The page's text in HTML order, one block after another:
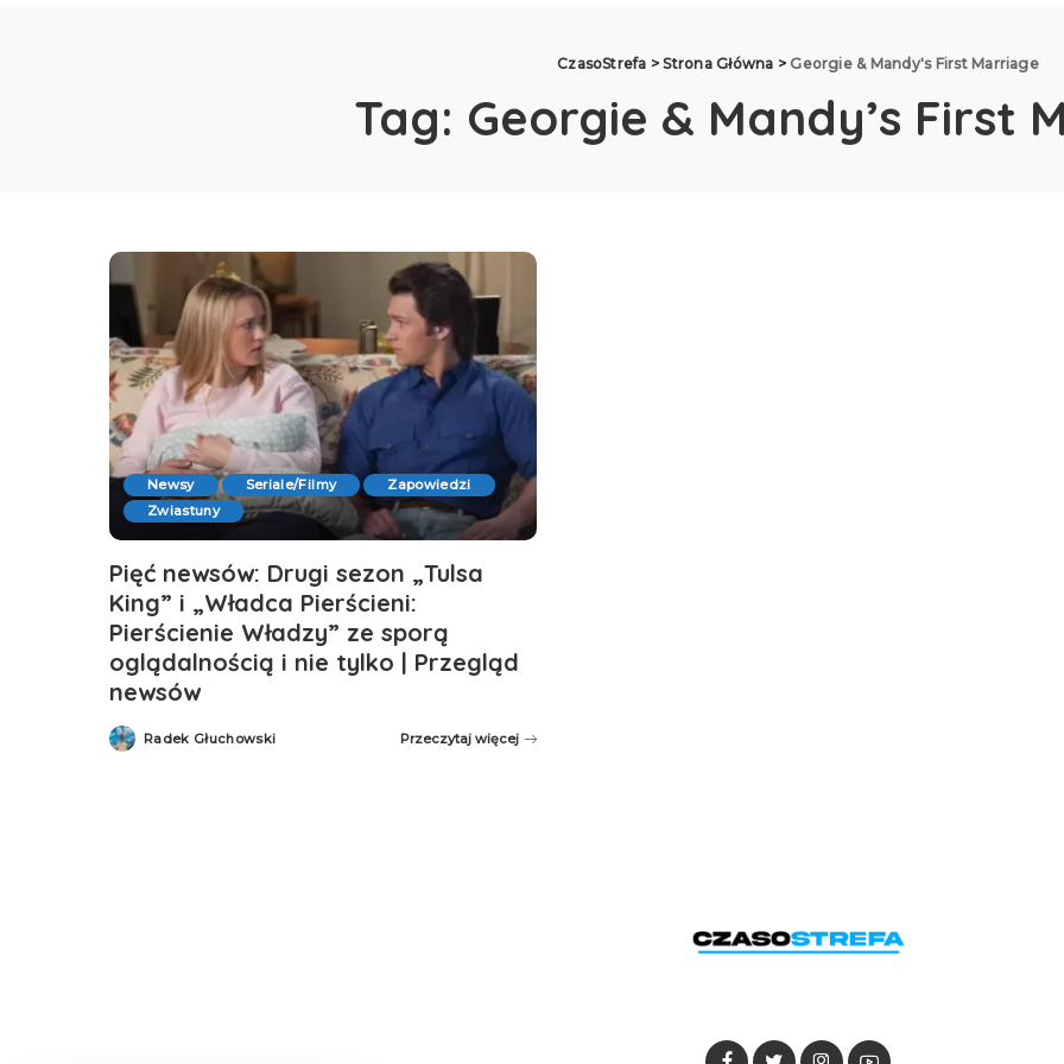
CzasoStrefa >Strona Główna > Georgie & Mandy's First Marriage
Tag: Georgie & Mandy’s First
Newsy Seriale/Filmy
Zapowiedzi
Zwiastuny
Pięć newsów: Drugi sezon „Tulsa
King” i „Władca Pierścieni:
Pierścienie Władzy” ze sporą
oglądalnością i nie tylko | Przegląd
newsów
Posted
by
Radek Głuchowski Przeczytaj więcej